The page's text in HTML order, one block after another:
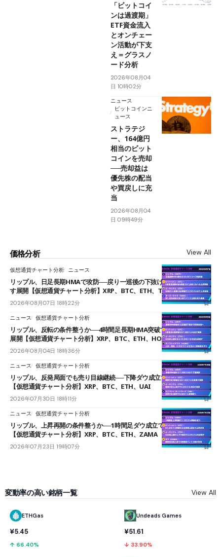
「ビットコイ
ンは過渡期」
ETF資金流入
とオンチェー
ン活動が下支
え＝グラスノ
ード分析
2026年08月04
日 10時02分
ニュース
ビットコインニ
ュース
ストラテジ
ー、164億円
相当のビット
コインを売却
──売却益は
優先株の配当
や買戻しに充
当
2026年08月04
日 09時49分
価格分析 View All
仮想通貨チャート分析 ニュース
リップル、日足長期HMAで攻防──戻り一巡後の下抜けで0.95ドルを試
す展開【仮想通貨チャート分析】XRP、BTC、ETH、TAKE
2026年08月07日 18時22分
ニュース 仮想通貨チャート分析
リップル、反転の条件整うか──4時間足長期HMA突破で雲下端を目指す
展開【仮想通貨チャート分析】XRP、BTC、ETH、HOME
2026年08月04日 18時36分
ニュース 仮想通貨チャート分析
リップル、反発局面でも売り目線継続──下降ダウ成立で下値追う展開
【仮想通貨チャート分析】XRP、BTC、ETH、UAI
2026年07月30日 18時11分
ニュース 仮想通貨チャート分析
リップル、上昇再開の条件整うか──1時間足ダウ成立で1.185ドルを狙う
【仮想通貨チャート分析】XRP、BTC、ETH、ZAMA
2026年07月23日 19時07分
変動率の高い銘柄一覧 View All
ETHGas
¥5.45
↑ 66.40%
Undeads Games
¥51.61
↓ 33.90%